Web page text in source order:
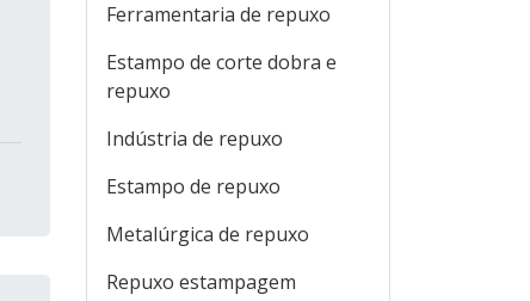
Ferramentaria de repuxo
Estampo de corte dobra e
repuxo
Indústria de repuxo
Estampo de repuxo
Metalúrgica de repuxo
Repuxo estampagem